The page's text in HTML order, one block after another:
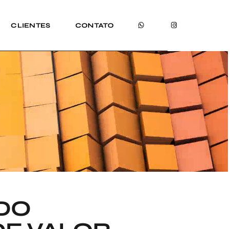
CLIENTES CONTATO